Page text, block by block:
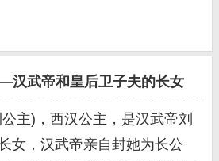
武帝和皇后卫子夫的长女
)，西汉公主，是汉武帝刘
女，汉武帝亲自封她为长公